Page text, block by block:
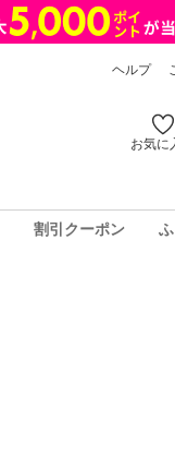
ヘルプ
お気に
割引クーポン